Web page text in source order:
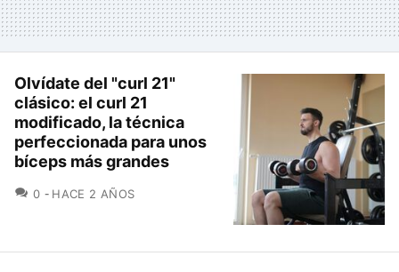
Olvídate del "curl 21"
clásico: el curl 21
modificado, la técnica
perfeccionada para unos
bíceps más grandes
0 COMENTARIOS
HACE 2 AÑOS